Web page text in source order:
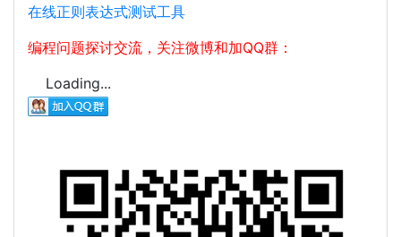
在线正则表达式测试工具
编程问题探讨交流，关注微博和加QQ群：
Loading...